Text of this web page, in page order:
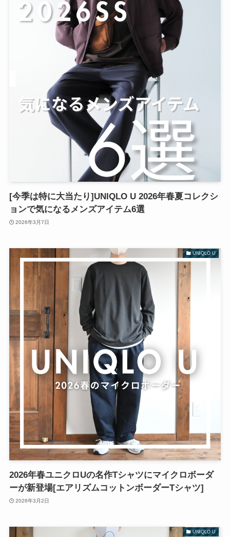
[今季は特に大当たり]UNIQLO U 2026年春夏コレクシ
ョンで気になるメンズアイテム6選
2026年3月7日
UNIQLO U
2026年春ユニクロUの名作Tシャツにマイクロボーダ
ーが新登場[エアリズムコットンボーダーTシャツ]
2026年3月2日
UNIQLO U